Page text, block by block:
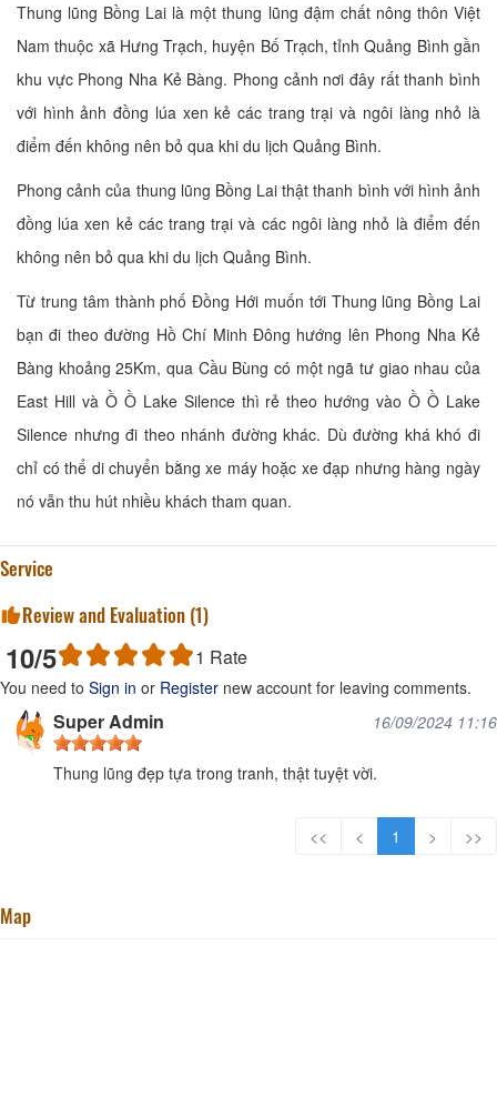
Thung lũng Bồng Lai là một thung lũng đậm chất nông thôn Việt
Nam thuộc xã Hưng Trạch, huyện Bố Trạch, tỉnh Quảng Bình gần
khu vực Phong Nha Kẻ Bàng. Phong cảnh nơi đây rất thanh bình
với hình ảnh đồng lúa xen kẻ các trang trại và ngôi làng nhỏ là
điểm đến không nên bỏ qua khi du lịch Quảng Bình.
Phong cảnh của thung lũng Bồng Lai thật thanh bình với hình ảnh
đồng lúa xen kẻ các trang trại và các ngôi làng nhỏ là điểm đến
không nên bỏ qua khi du lịch Quảng Bình.
Từ trung tâm thành phố Đồng Hới muốn tới Thung lũng Bồng Lai
bạn đi theo đường Hồ Chí Minh Đông hướng lên Phong Nha Kẻ
Bàng khoảng 25Km, qua Cầu Bùng có một ngã tư giao nhau của
East Hill và Ồ Ồ Lake Silence thì rẻ theo hướng vào Ồ Ồ Lake
Silence nhưng đi theo nhánh đường khác. Dù đường khá khó đi
chỉ có thể di chuyển bằng xe máy hoặc xe đạp nhưng hàng ngày
nó vẫn thu hút nhiều khách tham quan.
Service
Review and Evaluation (1)
10/5 1 Rate
You need to Sign in or Register new account for leaving comments.
Super Admin 16/09/2024 11:16
Thung lũng đẹp tựa trong tranh, thật tuyệt vời.
<< < 1 > >>
Map